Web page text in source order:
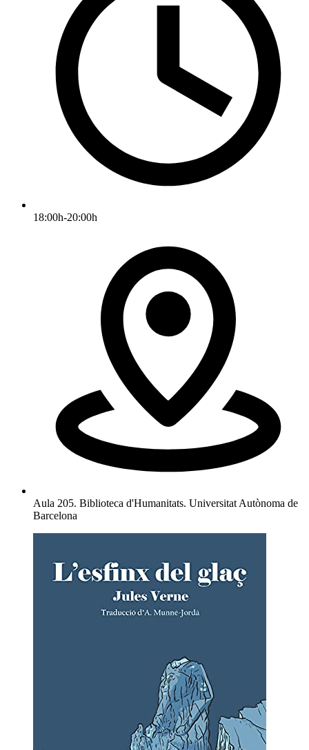
18:00h-20:00h
Aula 205. Biblioteca d'Humanitats. Universitat Autònoma de
Barcelona